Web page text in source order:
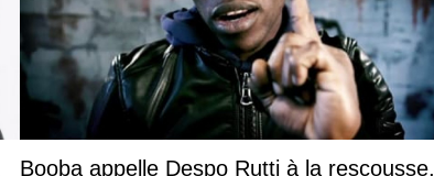
Booba appelle Despo Rutti à la rescousse,